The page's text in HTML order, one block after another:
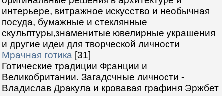
интерьере, витражное искусство и необычная
посуда, бумажные и стеклянные
скульптуры,знаменитые ювелирные украшения
и другие идеи для творческой личности
Мрачная готика [31]
Готические традиции Франции и
Великобритании. Загадочные личности -
Владислав Дракула и кровавая графиня Эржбет